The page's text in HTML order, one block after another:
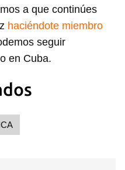
a que continúes
haciéndote miembro
seguir
en Cuba.